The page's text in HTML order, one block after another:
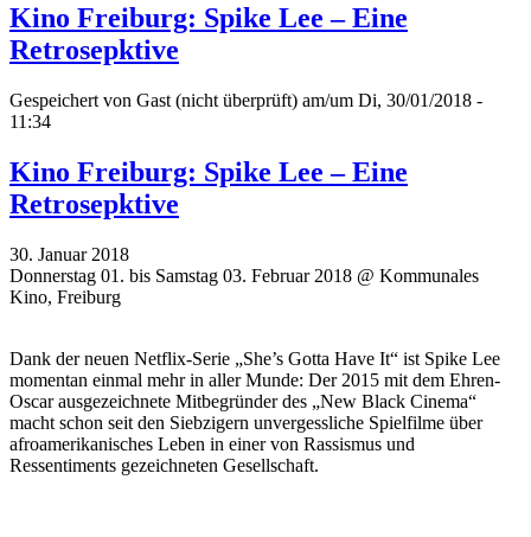
Kino Freiburg: Spike Lee – Eine
Retrosepktive
Gespeichert von Gast (nicht überprüft) am/um Di, 30/01/2018 -
11:34
Kino Freiburg: Spike Lee – Eine
Retrosepktive
30. Januar 2018
Donnerstag 01. bis Samstag 03. Februar 2018 @ Kommunales
Kino, Freiburg
Dank der neuen Netflix-Serie „She’s Gotta Have It“ ist Spike Lee
momentan einmal mehr in aller Munde: Der 2015 mit dem Ehren-
Oscar ausgezeichnete Mitbegründer des „New Black Cinema“
macht schon seit den Siebzigern unvergessliche Spielfilme über
afroamerikanisches Leben in einer von Rassismus und
Ressentiments gezeichneten Gesellschaft.